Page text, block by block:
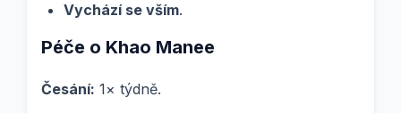
Vychází se vším.
Péče o Khao Manee
Česání: 1× týdně.